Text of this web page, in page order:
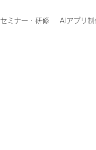
セミナー・研修 AIアプリ制